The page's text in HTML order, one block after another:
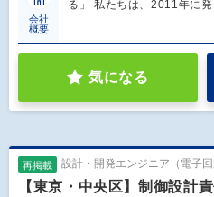
会社
概要
る」 私たちは、2011年に
気になる
再掲載 設計・開発エンジニア（電子回
【東京・中央区】制御設計